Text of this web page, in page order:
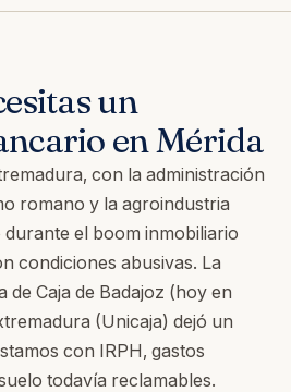
un
en Mérida
con la administración
romano y la agroindustria
el boom inmobiliario
condiciones abusivas. La
de Caja de Badajoz (hoy en
(Unicaja) dejó un
con IRPH, gastos
todavía reclamables.